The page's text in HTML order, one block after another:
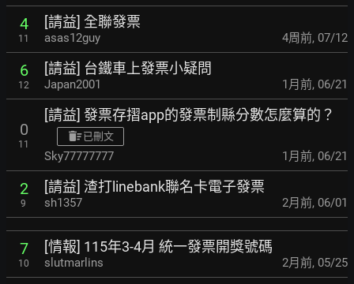
4
11
[請益] 全聯發票
asas12guy 4周前, 07/12
6
12
[請益] 台鐵車上發票小疑問
Japan2001 1月前, 06/21
0
11
[請益] 發票存摺app的發票制縣分數怎麼算的？
已刪文
Sky77777777 1月前, 06/21
2
9
[請益] 渣打linebank聯名卡電子發票
sh1357 2月前, 06/01
7
10
[情報] 115年3-4月 統一發票開獎號碼
slutmarlins 2月前, 05/25